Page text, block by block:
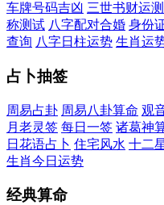
车牌号码吉凶 三世书财运
称测试 八字配对合婚 身份
查询 八字日柱运势 生肖运
占卜抽签
周易占卦 周易八卦算命 观
月老灵签 每日一签 诸葛神
日花语占卜 住宅风水 十二
生肖今日运势
经典算命